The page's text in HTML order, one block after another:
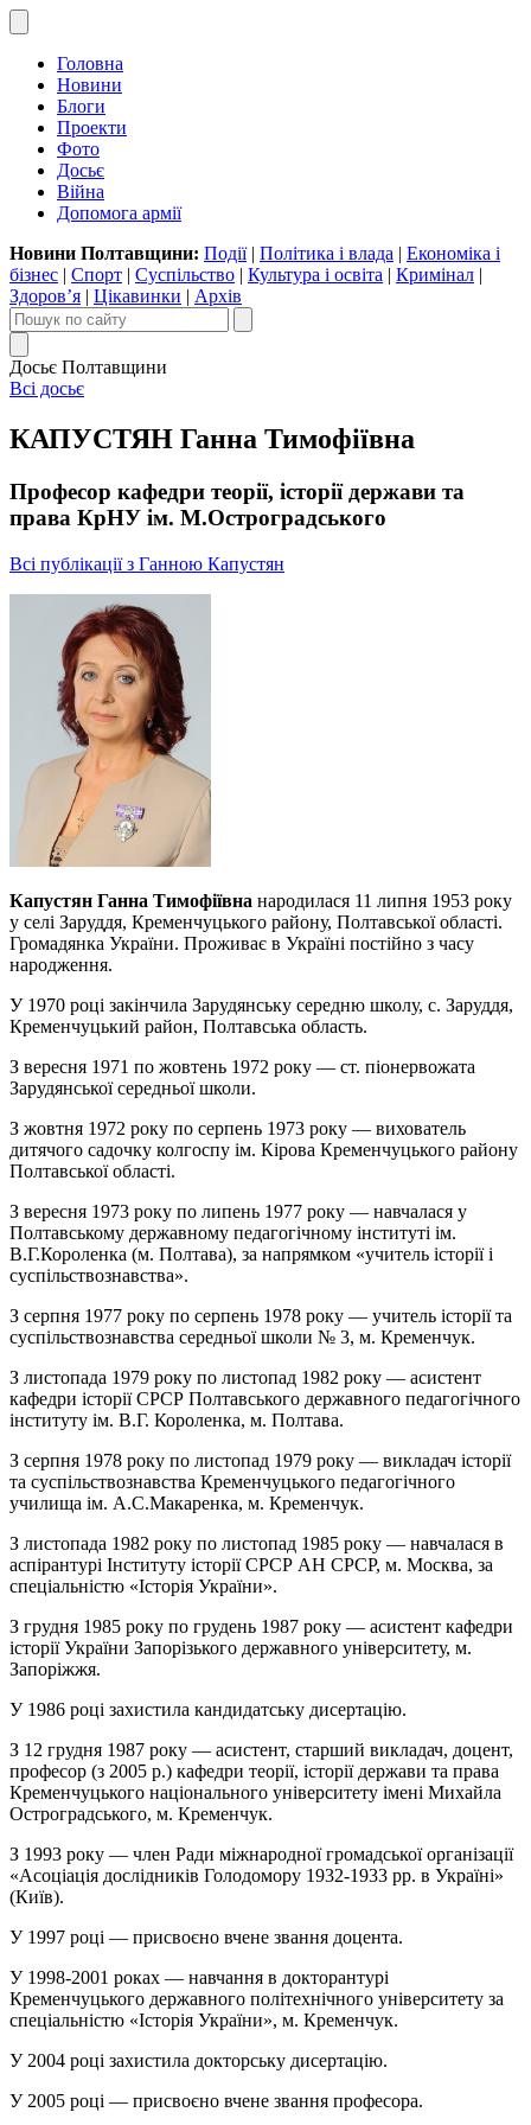
Головна
Новини
Блоги
Проекти
Фото
Досьє
Війна
Допомога армії
Новини Полтавщини: Події| Політика і влада | Економіка і
бізнес | Спорт | Суспільство | Культура і освіта | Кримінал |
Здоров’я | Цікавинки | Архів
Досьє Полтавщини
Всі досьє
КАПУСТЯН Ганна Тимофіївна
Професор кафедри теорії, історії держави та
права КрНУ ім. М.Остроградського
Всі публікації з Ганною Капустян
Капустян Ганна Тимофіївна народилася 11 липня 1953 року
у селі Заруддя, Кременчуцького району, Полтавської області.
Громадянка України. Проживає в Україні постійно з часу
народження.
У 1970 році закінчила Зарудянську середню школу, с. Заруддя,
Кременчуцький район, Полтавська область.
З вересня 1971 по жовтень 1972 року — ст. піонервожата
Зарудянської середньої школи.
З жовтня 1972 року по серпень 1973 року — вихователь
дитячого садочку колгоспу ім. Кірова Кременчуцького району
Полтавської області.
З вересня 1973 року по липень 1977 року — навчалася у
Полтавському державному педагогічному інституті ім.
В.Г.Короленка (м. Полтава), за напрямком «учитель історії і
суспільствознавства».
З серпня 1977 року по серпень 1978 року — учитель історії та
суспільствознавства середньої школи № 3, м. Кременчук.
З листопада 1979 року по листопад 1982 року — асистент
кафедри історії СРСР Полтавського державного педагогічного
інституту ім. В.Г. Короленка, м. Полтава.
З серпня 1978 року по листопад 1979 року — викладач історії
та суспільствознавства Кременчуцького педагогічного
училища ім. А.С.Макаренка, м. Кременчук.
З листопада 1982 року по листопад 1985 року — навчалася в
аспірантурі Інституту історії СРСР АН СРСР, м. Москва, за
спеціальністю «Історія України».
З грудня 1985 року по грудень 1987 року — асистент кафедри
історії України Запорізького державного університету, м.
Запоріжжя.
У 1986 році захистила кандидатську дисертацію.
З 12 грудня 1987 року — асистент, старший викладач, доцент,
професор (з 2005 р.) кафедри теорії, історії держави та права
Кременчуцького національного університету імені Михайла
Остроградського, м. Кременчук.
З 1993 року — член Ради міжнародної громадської організації
«Асоціація дослідників Голодомору 1932-1933 рр. в Україні»
(Київ).
У 1997 році — присвоєно вчене звання доцента.
У 1998-2001 роках — навчання в докторантурі
Кременчуцького державного політехнічного університету за
спеціальністю «Історія України», м. Кременчук.
У 2004 році захистила докторську дисертацію.
У 2005 році — присвоєно вчене звання професора.